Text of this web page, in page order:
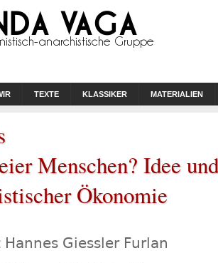
TEXTE KLASSIKER MATERIALIEN
Menschen? Idee
Ökonomie
Giessler Furlan